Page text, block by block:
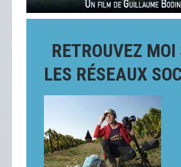
RETROUVEZ MOI
LES RÉSEAUX